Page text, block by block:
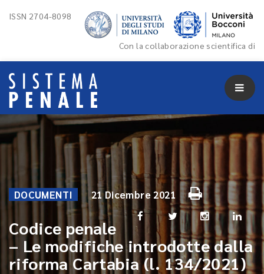
ISSN 2704-8098
Con la collaborazione scientifica di
DOCUMENTI 21 Dicembre 2021
Codice penale
– Le modifiche introdotte dalla
riforma Cartabia (l. 134/2021)